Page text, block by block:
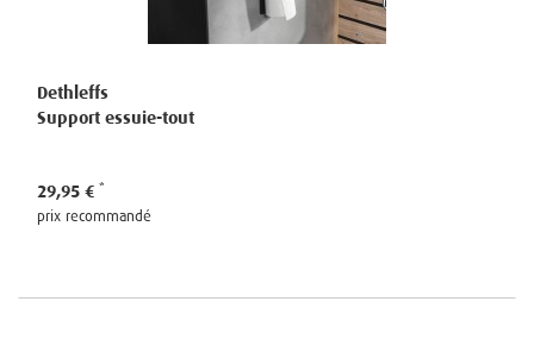
Dethleffs
Support essuie-tout
29,95 €
prix recommandé